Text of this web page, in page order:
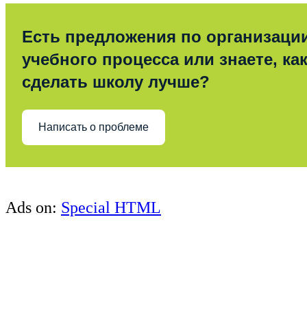
Есть предложения по
учебного процесса или знаете, как
сделать школу лучше?
Написать о проблеме
Ads on: Special HTML